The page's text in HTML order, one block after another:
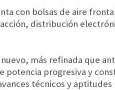
con bolsas de aire
distribución
más refinada que
potencia progresiva y
técnicos y aptitudes